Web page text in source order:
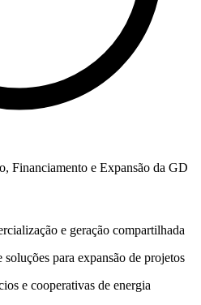
Financiamento e Expansão da GD
e geração compartilhada
para expansão de projetos
e cooperativas de energia